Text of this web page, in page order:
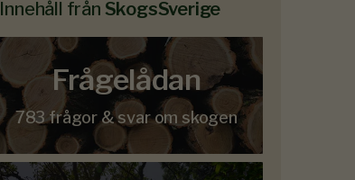
Innehåll från SkogsSverige
Frågelådan
783 frågor & svar om skogen